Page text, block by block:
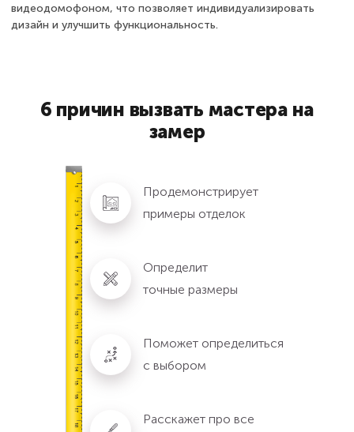
видеодомофоном, что позволяет индивидуализировать
дизайн и улучшить функциональность.
6 причин вызвать мастера на
замер
Продемонстрирует
примеры отделок
Определит
точные размеры
Поможет определиться
с выбором
Расскажет про все